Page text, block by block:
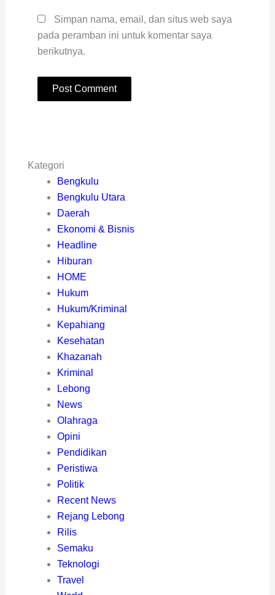
Simpan nama, email, dan situs web saya
pada peramban ini untuk komentar saya
berikutnya.
Kategori
Bengkulu
Bengkulu Utara
Daerah
Ekonomi & Bisnis
Headline
Hiburan
HOME
Hukum
Hukum/Kriminal
Kepahiang
Kesehatan
Khazanah
Kriminal
Lebong
News
Olahraga
Opini
Pendidikan
Peristiwa
Politik
Recent News
Rejang Lebong
Rilis
Semaku
Teknologi
Travel